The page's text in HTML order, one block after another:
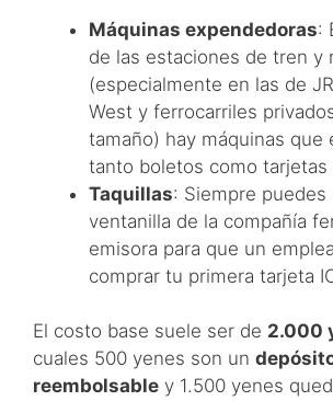
Máquinas expendedoras:
de las estaciones de tren y
(especialmente en las de
West y ferrocarriles
tamaño) hay máquinas que
tanto boletos como tarjetas
Taquillas: Siempre puedes
ventanilla de la compañía
emisora para que un
comprar tu primera tarjeta
El costo base suele ser de 2.000
cuales 500 yenes son un
reembolsable y 1.500 yenes